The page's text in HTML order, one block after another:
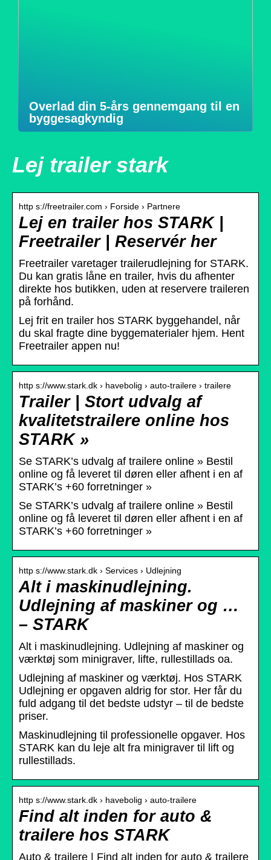
Overlad din 5-års gennemgang til en
byggesagkyndig
Lej trailer stark
http s://freetrailer.com › Forside › Partnere
Lej en trailer hos STARK |
Freetrailer | Reservér her
Freetrailer varetager trailerudlejning for STARK.
Du kan gratis låne en trailer, hvis du afhenter
direkte hos butikken, uden at reservere traileren
på forhånd.
Lej frit en trailer hos STARK byggehandel, når
du skal fragte dine byggematerialer hjem. Hent
Freetrailer appen nu!
http s://www.stark.dk › havebolig › auto-trailere › trailere
Trailer | Stort udvalg af
kvalitetstrailere online hos
STARK »
Se STARK’s udvalg af trailere online » Bestil
online og få leveret til døren eller afhent i en af
STARK’s +60 forretninger »
Se STARK’s udvalg af trailere online » Bestil
online og få leveret til døren eller afhent i en af
STARK’s +60 forretninger »
http s://www.stark.dk › Services › Udlejning
Alt i maskinudlejning.
Udlejning af maskiner og …
– STARK
Alt i maskinudlejning. Udlejning af maskiner og
værktøj som minigraver, lifte, rullestillads oa.
Udlejning af maskiner og værktøj. Hos STARK
Udlejning er opgaven aldrig for stor. Her får du
fuld adgang til det bedste udstyr – til de bedste
priser.
Maskinudlejning til professionelle opgaver. Hos
STARK kan du leje alt fra minigraver til lift og
rullestillads.
http s://www.stark.dk › havebolig › auto-trailere
Find alt inden for auto &
trailere hos STARK
Auto & trailere | Find alt inden for auto & trailere